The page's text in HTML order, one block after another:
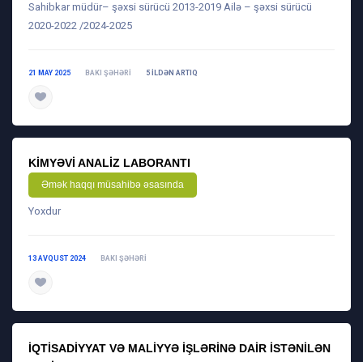
Sahibkar müdür– şəxsi sürücü 2013-2019 Ailə – şəxsi sürücü
2020-2022 /2024-2025
21 MAY 2025 BAKI ŞƏHƏRI 5 ILDƏN ARTIQ
KIMYƏVI ANALIZ LABORANTI
Əmək haqqı müsahibə əsasında
Yoxdur
13 AVQUST 2024 BAKI ŞƏHƏRI
İQTISADIYYAT VƏ MALIYYƏ IŞLƏRINƏ DAIR ISTƏNILƏN